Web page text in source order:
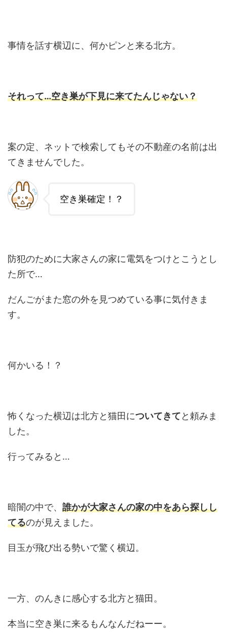
事情を話す横辺に、何かピンと来る北方。
それって…空き巣が下見に来てたんじゃない？
案の定、ネットで検索してもその不動産の名前は出
てきませんでした。
空き巣確定！？
防犯のために大家さんの家に電気をつけとこうとし
た所で…
だんごがまた窓の外を見つめている事に気付きま
す。
何かいる！？
怖くなった横辺は北方と猫田についてきてと頼みま
した。
行ってみると…
暗闇の中で、 誰かが大家さんの家の中をあら探しし
てるのが見えました。
目玉が飛び出る勢いで驚く横辺。
一方、のんきに感心する北方と猫田。
本当に空き巣に来るもんなんだねーー。